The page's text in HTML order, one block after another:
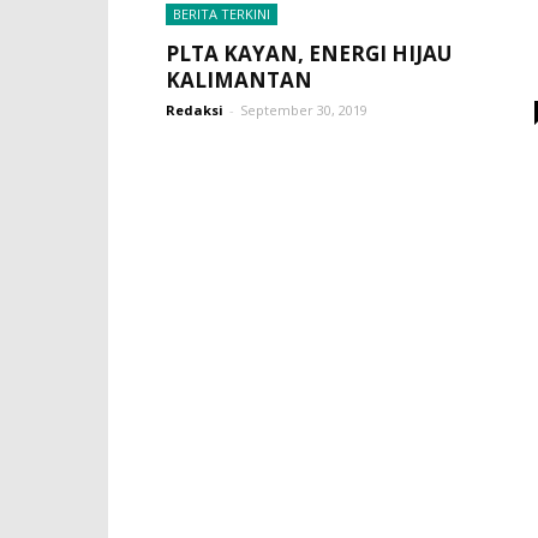
BERITA TERKINI
PLTA KAYAN, ENERGI HIJAU
KALIMANTAN
Redaksi - September 30, 2019